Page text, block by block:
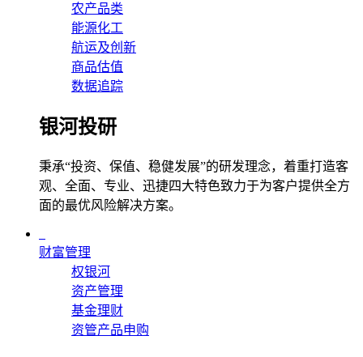
农产品类
能源化工
航运及创新
商品估值
数据追踪
银河投研
秉承“投资、保值、稳健发展”的研发理念，着重打造客
观、全面、专业、迅捷四大特色致力于为客户提供全方
面的最优风险解决方案。
财富管理
权银河
资产管理
基金理财
资管产品申购